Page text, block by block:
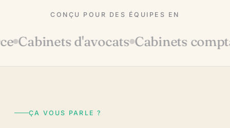
CONÇU POUR DES ÉQUIPES EN
d'avocats Cabinets
ÇA VOUS PARLE ?